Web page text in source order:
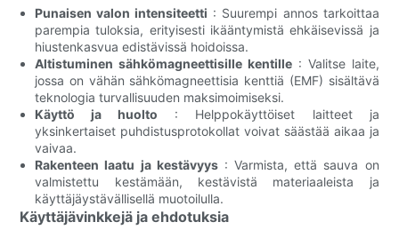
Punaisen valon intensiteetti : Suurempi annos tarkoittaa
parempia tuloksia, erityisesti ikääntymistä ehkäisevissä ja
hiustenkasvua edistävissä hoidoissa.
Altistuminen sähkömagneettisille kentille: Valitse laite,
jossa on vähän sähkömagneettisia kenttiä (EMF) sisältävä
teknologia turvallisuuden maksimoimiseksi.
Käyttö ja huolto : Helppokäyttöiset laitteet ja
yksinkertaiset puhdistusprotokollat ​​voivat säästää aikaa ja
vaivaa.
Rakenteen laatu ja kestävyys: Varmista, että sauva on
valmistettu kestämään, kestävistä materiaaleista ja
käyttäjäystävällisellä muotoilulla.
Käyttäjävinkkejä ja ehdotuksia